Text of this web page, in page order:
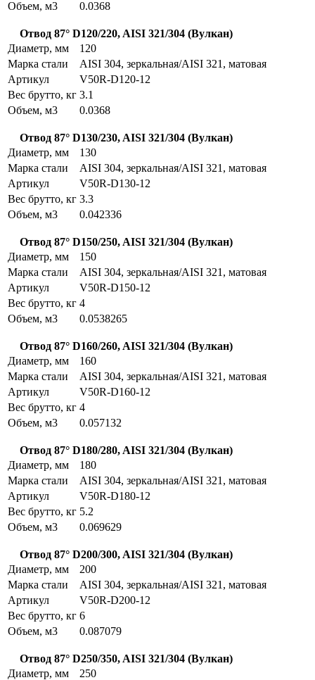
Объем, м3 0.0368
Отвод 87° D120/220, AISI 321/304 (Вулкан)
Диаметр, мм
120
Марка стали
AISI 304, зеркальная/AISI 321, матовая
Артикул
V50R-D120-12
Вес брутто, кг 3.1
Объем, м3
0.0368
Отвод 87° D130/230, AISI 321/304 (Вулкан)
Диаметр, мм
130
Марка стали
AISI 304, зеркальная/AISI 321, матовая
Артикул
V50R-D130-12
Вес брутто, кг 3.3
Объем, м3
0.042336
Отвод 87° D150/250, AISI 321/304 (Вулкан)
Диаметр, мм
150
Марка стали
AISI 304, зеркальная/AISI 321, матовая
Артикул
V50R-D150-12
Вес брутто, кг 4
Объем, м3
0.0538265
Отвод 87° D160/260, AISI 321/304 (Вулкан)
Диаметр, мм
160
Марка стали
AISI 304, зеркальная/AISI 321, матовая
Артикул
V50R-D160-12
Вес брутто, кг 4
Объем, м3
0.057132
Отвод 87° D180/280, AISI 321/304 (Вулкан)
Диаметр, мм
180
Марка стали
AISI 304, зеркальная/AISI 321, матовая
Артикул
V50R-D180-12
Вес брутто, кг 5.2
Объем, м3
0.069629
Отвод 87° D200/300, AISI 321/304 (Вулкан)
Диаметр, мм
200
Марка стали
AISI 304, зеркальная/AISI 321, матовая
Артикул
V50R-D200-12
Вес брутто, кг 6
Объем, м3
0.087079
Отвод 87° D250/350, AISI 321/304 (Вулкан)
Диаметр, мм
250